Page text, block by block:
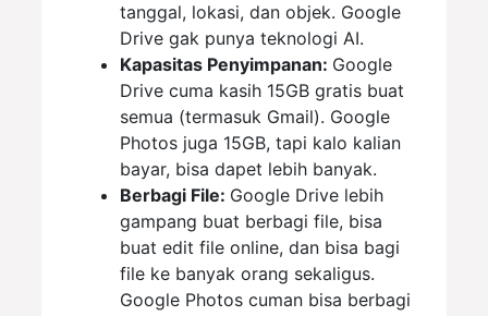
tanggal, lokasi, dan objek. Google
Drive gak punya teknologi AI.
Kapasitas Penyimpanan: Google
Drive cuma kasih 15GB gratis buat
semua (termasuk Gmail). Google
Photos juga 15GB, tapi kalo kalian
bayar, bisa dapet lebih banyak.
Berbagi File: Google Drive lebih
gampang buat berbagi file, bisa
buat edit file online, dan bisa bagi
file ke banyak orang sekaligus.
Google Photos cuman bisa berbagi